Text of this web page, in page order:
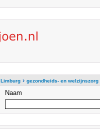
Limburg› gezondheids- en welzijnszorg
Naam